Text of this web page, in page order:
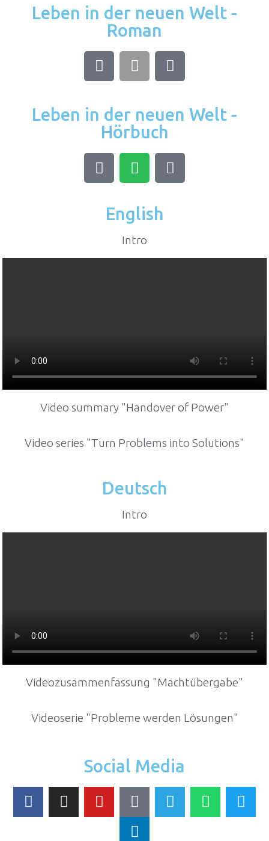
Leben in der neuen Welt -
Roman
Leben in der neuen Welt -
Hörbuch
English
Intro
Video summary "Handover of Power"
Video series "Turn Problems into Solutions"
Deutsch
Intro
Videozusammenfassung "Machtübergabe"
Videoserie "Probleme werden Lösungen"
Social Media